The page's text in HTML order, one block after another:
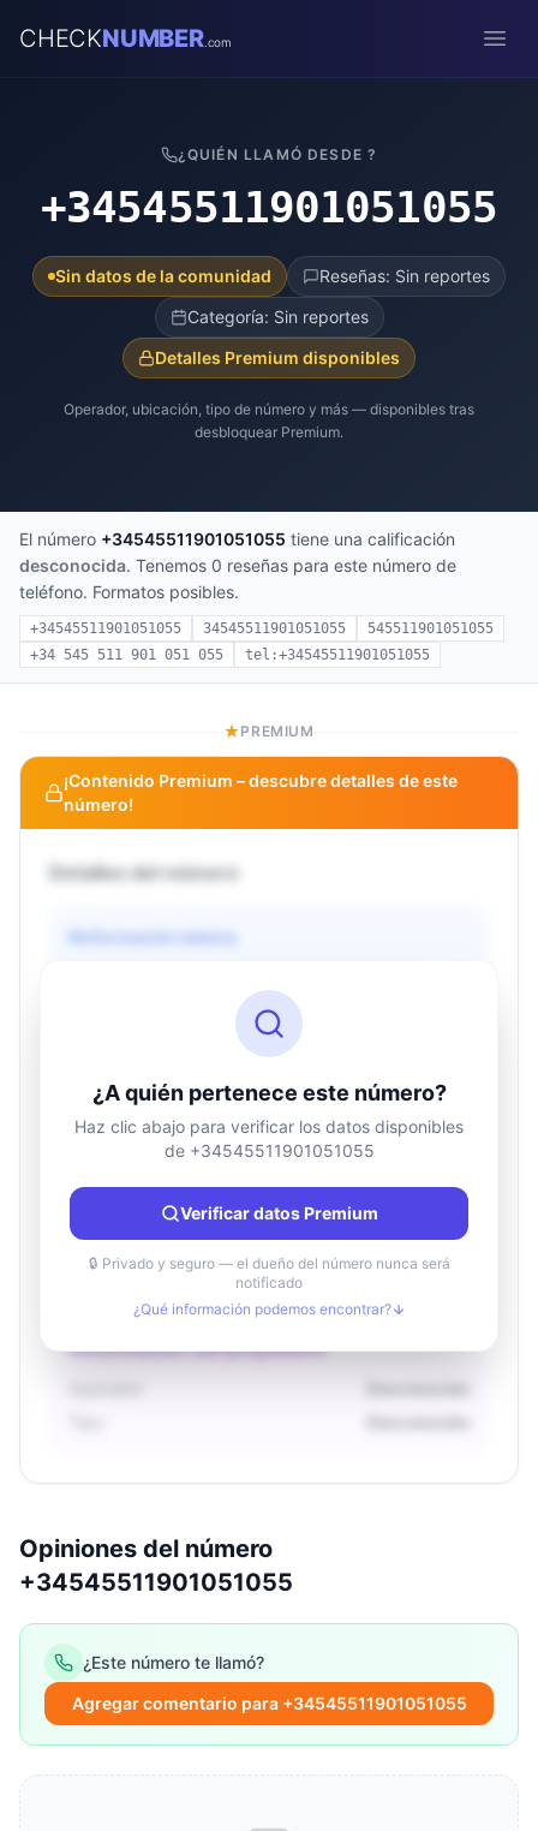
CHECKNUMBER.com
¿QUIÉN LLAMÓ DESDE ?
+34545511901051055
Sin datos de la comunidad
Reseñas: Sin reportes
Categoría: Sin reportes
Detalles Premium disponibles
Operador, ubicación, tipo de número y más — disponibles tras
desbloquear Premium.
El número +34545511901051055 tiene una calificación
desconocida. Tenemos 0 reseñas para este número de
teléfono. Formatos posibles.
+34545511901051055 34545511901051055
545511901051055
+34 545 511 901 051 055
tel:+34545511901051055
PREMIUM
¡Contenido Premium – descubre detalles de este
número!
Detalles del número
Información básica
Información de ubicación
País
Desconocido
Ciudad
Desconocido
Región
Desconocido
Información del propietario
¿A quién pertenece este número?
Haz clic abajo para verificar los datos disponibles
de +34545511901051055
Verificar datos Premium
🔒 Privado y seguro — el dueño del número nunca será
notificado
¿Qué información podemos encontrar?
Opiniones del número
+34545511901051055
¿Este número te llamó?
Agregar comentario para +34545511901051055